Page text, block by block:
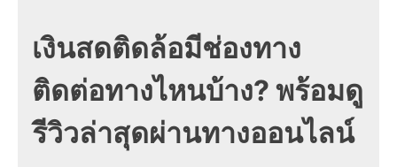
เงินสด และมีรีไฟแนนซ์ด้วย
เงินสดติดล้อมีช่องทาง
ติดต่อทางไหนบ้าง? พร้อมดู
รีวิวล่าสุดผ่านทางออนไลน์